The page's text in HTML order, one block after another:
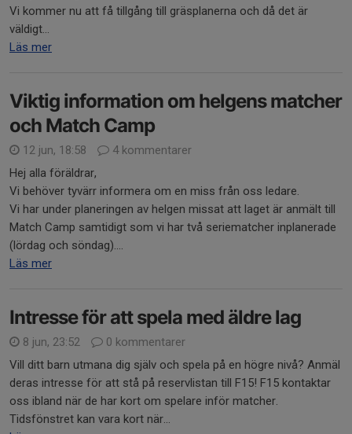
Vi kommer nu att få tillgång till gräsplanerna och då det är
väldigt...
Läs mer
Viktig information om helgens matcher
och Match Camp
12 jun, 18:58
4 kommentarer
Hej alla föräldrar,
Vi behöver tyvärr informera om en miss från oss ledare.
Vi har under planeringen av helgen missat att laget är anmält till
Match Camp samtidigt som vi har två seriematcher inplanerade
(lördag och söndag)....
Läs mer
Intresse för att spela med äldre lag
8 jun, 23:52
0 kommentarer
Vill ditt barn utmana dig själv och spela på en högre nivå? Anmäl
deras intresse för att stå på reservlistan till F15! F15 kontaktar
oss ibland när de har kort om spelare inför matcher.
Tidsfönstret kan vara kort när...